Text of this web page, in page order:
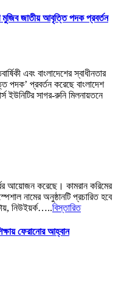
মুজিব জাতীয় আবৃত্তি পদক প্রবর্তন
এবং বাংলাদেশের স্বাধীনতার
পদক’ প্রবর্তন করেছে বাংলাদেশ
ইউনিটির সাগর-রুনি মিলনায়তনে
আয়োজন করেছে। কামরান করিমের
নামের অনুষ্ঠানটি প্রচারিত হবে
নিউইয়র্ক…..বিস্তারিত
ফেরানোর আহ্বান